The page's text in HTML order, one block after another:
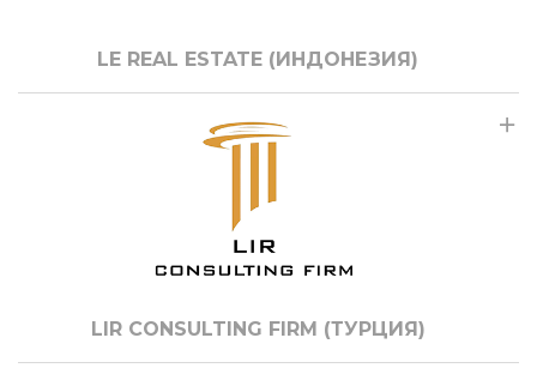
LE REAL ESTATE (ИНДОНЕЗИЯ)
LIR CONSULTING FIRM (ТУРЦИЯ)